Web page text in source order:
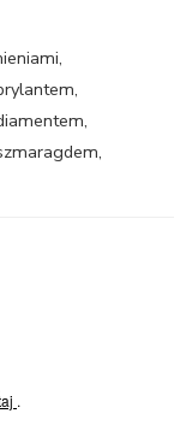
,
,
,
,
5 na 5
.